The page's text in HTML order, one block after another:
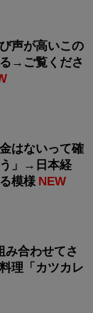
声が高いこの
→ご覧くださ
はないって確
」→日本経
模様 NEW
み合わせてさ
理「カツカレ